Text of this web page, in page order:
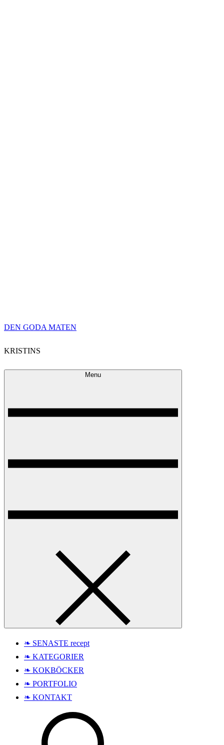
Skip
content
DEN GODA MATEN
KRISTINS
Menu
❧ SENASTE recept
❧ KATEGORIER
❧ KOKBÖCKER
❧ PORTFOLIO
❧ KONTAKT